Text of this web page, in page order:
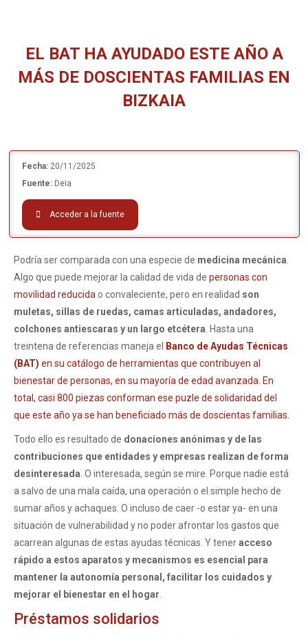
EL BAT HA AYUDADO ESTE AÑO A
MÁS DE DOSCIENTAS FAMILIAS EN
BIZKAIA
Fecha: 20/11/2025
Fuente: Deia
Acceder a la fuente
Podría ser comparada con una especie de medicina mecánica
Algo que puede mejorar la calidad de vida de personas con
movilidad reducida o convaleciente, pero en realidad son
muletas, sillas de ruedas, camas articuladas, andadores,
colchones antiescaras y un largo etcétera . Hasta una
treintena de referencias maneja el
Banco de Ayudas Técnicas
(BAT) en su catálogo de herramientas que contribuyen al
bienestar de personas, en su mayoría de edad avanzada. En
total, casi 800 piezas conforman ese puzle de solidaridad del
que este año ya se han beneficiado más de doscientas familias.
Todo ello es resultado de donaciones anónimas y de las
contribuciones que entidades y empresas realizan de forma
desinteresada . O interesada, según se mire. Porque nadie está
a salvo de una mala caída, una operación o el simple hecho de
sumar años y achaques. O incluso de caer -o estar ya- en una
situación de vulnerabilidad y no poder afrontar los gastos que
acarrean algunas de estas ayudas técnicas. Y teneracceso
rápido a estos aparatos y mecanismos es esencial para
mantener la autonomía personal, facilitar los cuidados y
mejorar el bienestar en el hogar
Préstamos solidarios